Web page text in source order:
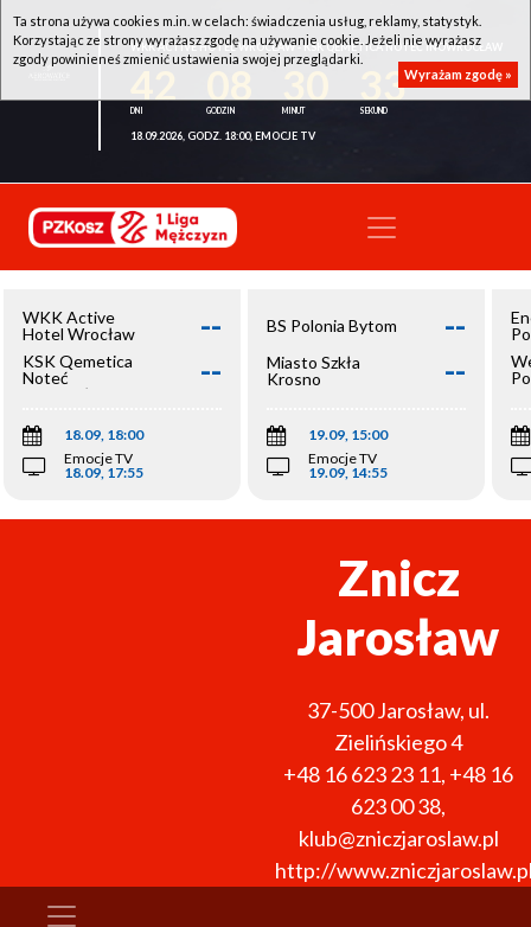
WKK ACTIVE HOTEL WROCŁAW - KSK QEMETICA NOTEĆ INOWROCŁAW
33
18.09.2026, GODZ. 18:00, EMOCJE TV
WKK Active
Hotel Wrocław
--
KSK Qemetica
Noteć
Inowrocław
--
18.09, 18:00
Emocje TV
18.09, 17:55
BS Polonia Bytom --
Miasto Szkła
Krosno
--
19.09, 15:00
Emocje TV
19.09, 14:55
Znicz
Jarosław
37-500Jarosław, ul.
Zielińskiego 4
+48 16 623 23 11, +48 16
623 00 38,
klub@zniczjaroslaw.pl
http://
Ta strona używa cookies m.in. w celach: świadczenia usług, reklamy, statystyk.
Korzystając ze strony wyrażasz zgodę na używanie cookie. Jeżeli nie wyrażasz
zgody powinieneś zmienić ustawienia swojej przeglądarki.
Wyrażam zgodę »